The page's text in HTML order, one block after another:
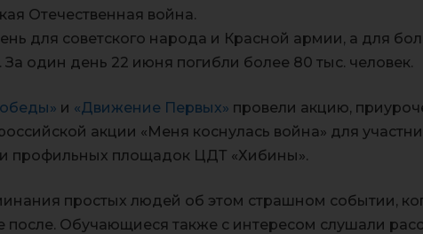
Отечественная война.
для советского народа и Красной армии, а для
один день 22 июня погибли более 80 тыс. человек.
и «Движение Первых» провели акцию,
акции «Меня коснулась война» для
профильных площадок ЦДТ «Хибины».
простых людей об этом страшном событии,
Обучающиеся также с интересом слушали